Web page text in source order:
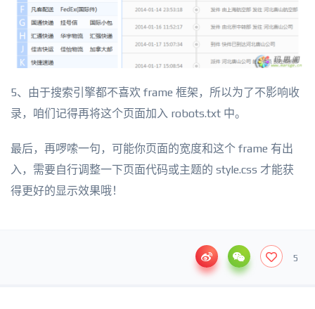
5、由于搜索引擎都不喜欢 frame 框架，所以为了不影响收
录，咱们记得再将这个页面加入 robots.txt 中。
最后，再啰嗦一句，可能你页面的宽度和这个 frame 有出
入，需要自行调整一下页面代码或主题的 style.css 才能获
得更好的显示效果哦！
5